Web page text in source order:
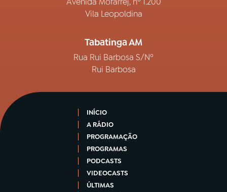
Vila Leopoldina
Tabatinga AM
Rua Rui Barbosa S/Nº
Rui Barbosa
INÍCIO
A RÁDIO
PROGRAMAÇÃO
PROGRAMAS
PODCASTS
VIDEOCASTS
ÚLTIMAS